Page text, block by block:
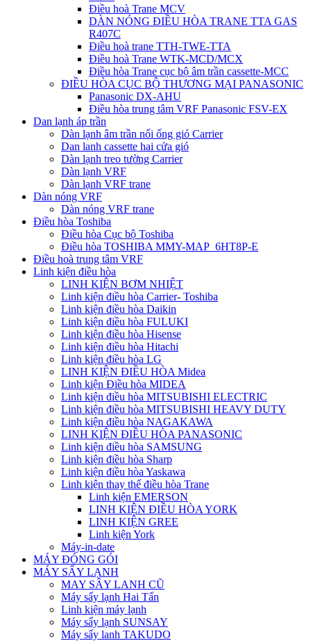
Điều hoà Trane MCV
DÀN NÓNG ĐIỀU HÒA TRANE TTA GAS
R407C
Điều hoà trane TTH-TWE-TTA
Điều hoà Trane WTK-MCD/MCX
Điều hòa Trane cục bộ âm trần cassette-MCC
ĐIỀU HÒA CỤC BỘ THƯƠNG MẠI PANASONIC
Panasonic DX-AHU
Điều hòa trung tâm VRF Panasonic FSV-EX
Dan lạnh áp trần
Dàn lạnh âm trần nối ống gió Carrier
Dan lanh cassette hai cửa gió
Dàn lạnh treo tường Carrier
Dàn lạnh VRF
Dàn lạnh VRF trane
Dàn nóng VRF
Dàn nóng VRF trane
Điều hòa Toshiba
Điều hòa Cục bộ Toshiba
Điều hòa TOSHIBA MMY-MAP_6HT8P-E
Điều hoà trung tâm VRF
Linh kiện điều hòa
LINH KIỆN BƠM NHIỆT
Linh kiện điều hòa Carrier- Toshiba
Linh kiện điều hòa Daikin
Linh kiện điều hòa FULUKI
Linh kiện điều hòa Hisense
Linh kiện điều hòa Hitachi
Linh kiện điều hòa LG
LINH KIỆN ĐIỀU HÒA Midea
Linh kiện Điều hòa MIDEA
Linh kiện điều hòa MITSUBISHI ELECTRIC
Linh kiện điều hòa MITSUBISHI HEAVY DUTY
Linh kiện điều hòa NAGAKAWA
LINH KIỆN ĐIỀU HÒA PANASONIC
Linh kiện điều hòa SAMSUNG
Linh kiện điều hòa Sharp
Linh kiện điều hòa Yaskawa
Linh kiện thay thế điều hòa Trane
Linh kiện EMERSON
LINH KIỆN ĐIỀU HÒA YORK
LINH KIỆN GREE
Linh kiện York
Máy-in-date
MÁY ĐÓNG GÓI
MÁY SẤY LẠNH
MAY SÂY LANH CŨ
Máy sấy lạnh Hai Tấn
Linh kiện máy lạnh
Máy sấy lạnh SUNSAY
Máy sấy lanh TAKUDO